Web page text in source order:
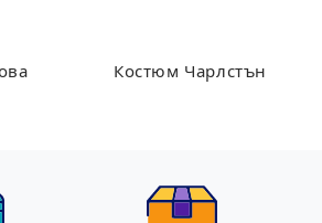
Костюм Чарлстън